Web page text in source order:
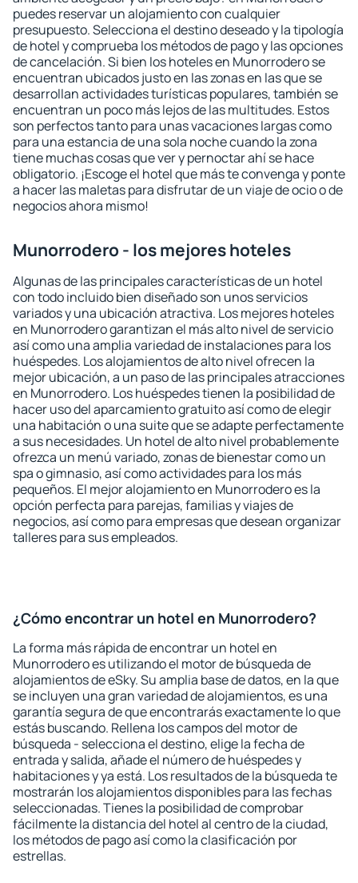
puedes reservar un alojamiento con cualquier
presupuesto. Selecciona el destino deseado y la tipología
de hotel y comprueba los métodos de pago y las opciones
de cancelación. Si bien los hoteles en Munorrodero se
encuentran ubicados justo en las zonas en las que se
desarrollan actividades turísticas populares, también se
encuentran un poco más lejos de las multitudes. Estos
son perfectos tanto para unas vacaciones largas como
para una estancia de una sola noche cuando la zona
tiene muchas cosas que ver y pernoctar ahí se hace
obligatorio. ¡Escoge el hotel que más te convenga y ponte
a hacer las maletas para disfrutar de un viaje de ocio o de
negocios ahora mismo!
Munorrodero - los mejores hoteles
Algunas de las principales características de un hotel
con todo incluido bien diseñado son unos servicios
variados y una ubicación atractiva. Los mejores hoteles
en Munorrodero garantizan el más alto nivel de servicio
así como una amplia variedad de instalaciones para los
huéspedes. Los alojamientos de alto nivel ofrecen la
mejor ubicación, a un paso de las principales atracciones
en Munorrodero. Los huéspedes tienen la posibilidad de
hacer uso del aparcamiento gratuito así como de elegir
una habitación o una suite que se adapte perfectamente
a sus necesidades. Un hotel de alto nivel probablemente
ofrezca un menú variado, zonas de bienestar como un
spa o gimnasio, así como actividades para los más
pequeños. El mejor alojamiento en Munorrodero es la
opción perfecta para parejas, familias y viajes de
negocios, así como para empresas que desean organizar
talleres para sus empleados.
¿Cómo encontrar un hotel en Munorrodero?
La forma más rápida de encontrar un hotel en
Munorrodero es utilizando el motor de búsqueda de
alojamientos de eSky. Su amplia base de datos, en la que
se incluyen una gran variedad de alojamientos, es una
garantía segura de que encontrarás exactamente lo que
estás buscando. Rellena los campos del motor de
búsqueda - selecciona el destino, elige la fecha de
entrada y salida, añade el número de huéspedes y
habitaciones y ya está. Los resultados de la búsqueda te
mostrarán los alojamientos disponibles para las fechas
seleccionadas. Tienes la posibilidad de comprobar
fácilmente la distancia del hotel al centro de la ciudad,
los métodos de pago así como la clasificación por
estrellas.